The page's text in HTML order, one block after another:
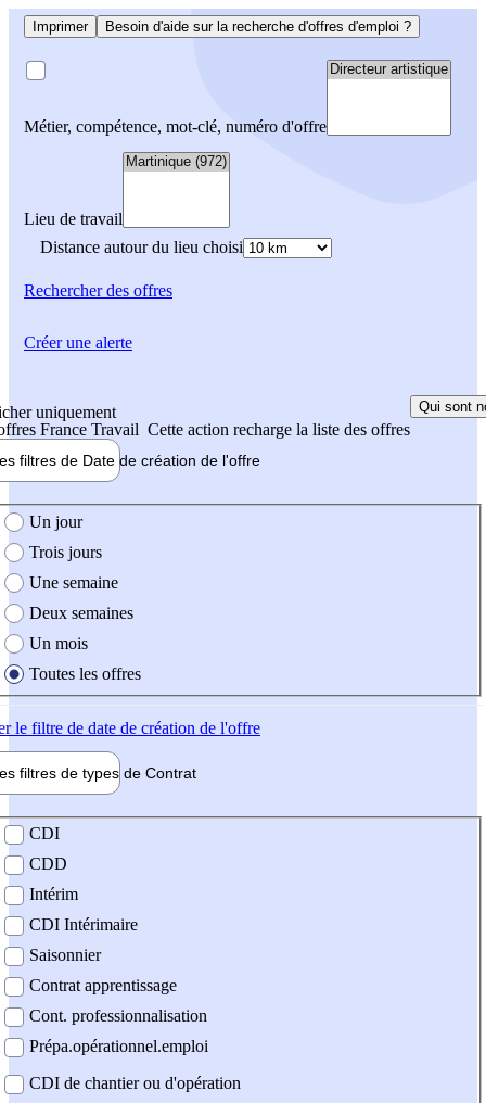
Imprimer Besoin d'aide sur la recherche d'offres d'emploi ?
Métier, compétence, mot-clé, numéro d'offre
Lieu de travail
Distance autour du lieu choisi
Rechercherdes offres
uniquement
France Travail Cette action recharge la liste des offres
Qui sont
filtres de Date de création de l'offre
création de l'offre
Un jour
Trois jours
Une semaine
Deux semaines
Un mois
Toutes les offres
le filtre de date de création de l'offre
filtres de types de Contrat
contrat
CDI
CDD
Intérim
CDI Intérimaire
Saisonnier
Contrat apprentissage
Cont. professionnalisation
Prépa.opérationnel.emploi
CDI de chantier ou d'opération
Créer une alerte